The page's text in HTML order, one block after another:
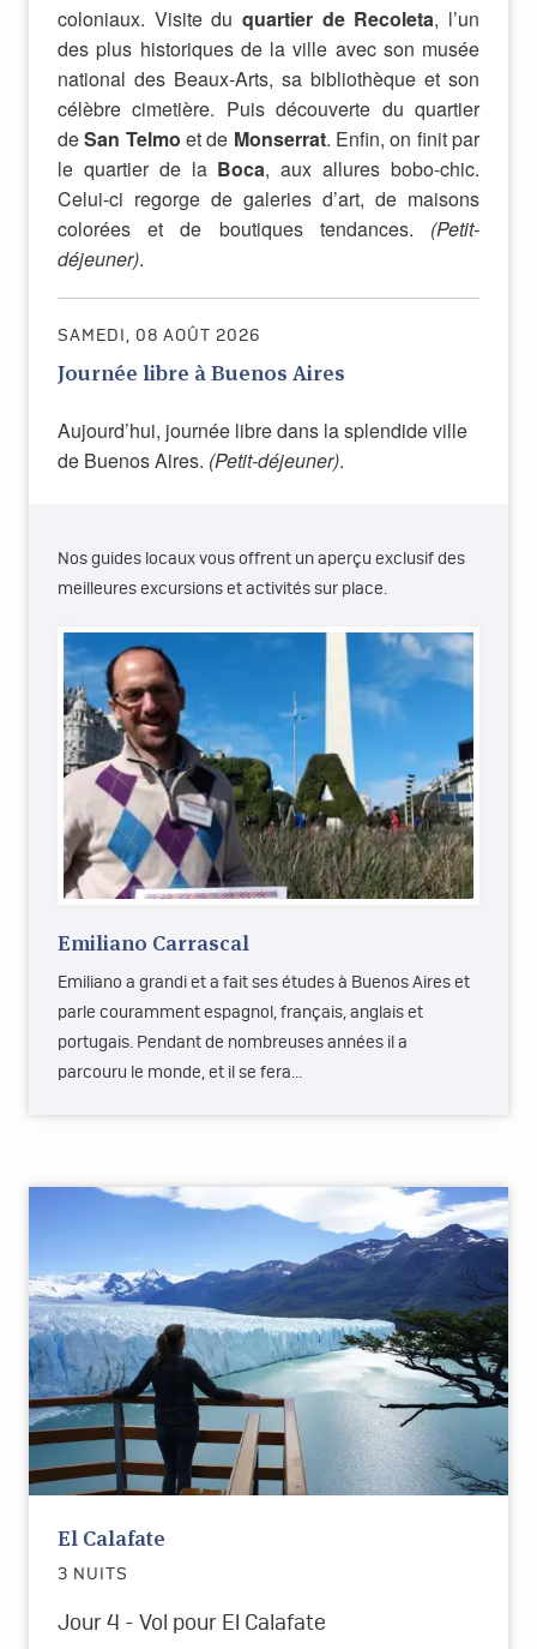
coloniaux. Visite du quartier de Recoleta, l’un
des plus historiques de la ville avec son musée
national des Beaux-Arts, sa bibliothèque et son
célèbre cimetière. Puis découverte du quartier
deSan Telmo et de Monserrat. Enfin, on finit par
le quartier de la Boca, aux allures bobo-chic.
Celui-ci regorge de galeries d’art, de maisons
colorées et de boutiques tendances. (Petit-
déjeuner).
SAMEDI, 08 AOÛT 2026
Journée libre à Buenos Aires
Aujourd’hui, journée libre dans la splendide ville
de Buenos Aires. (Petit-déjeuner).
Nos guides locaux vous offrent un aperçu exclusif des
meilleures excursions et activités sur place.
Emiliano Carrascal
Emiliano a grandi et a fait ses études à Buenos Aires et
parle couramment espagnol, français, anglais et
portugais. Pendant de nombreuses années il a
parcouru le monde, et il se fera…
El Calafate
3 NUITS
Jour 4 - Vol pour El Calafate